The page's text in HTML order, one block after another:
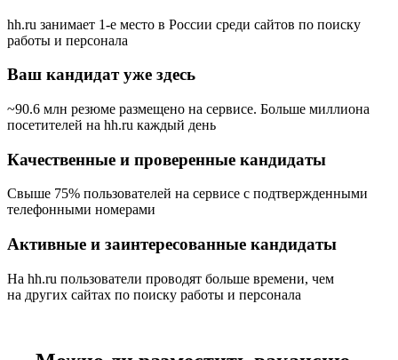
hh.ru занимает 1-е место в России среди сайтов по поиску
работы и персонала
Ваш кандидат уже здесь
~90.6 млн резюме размещено на сервисе. Больше миллиона
посетителей на hh.ru каждый день
Качественные и проверенные кандидаты
Свыше 75% пользователей на сервисе с подтвержденными
телефонными номерами
Активные и заинтересованные кандидаты
На hh.ru пользователи проводят больше времени, чем
на других сайтах по поиску работы и персонала